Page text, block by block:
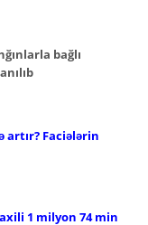
bağlı
artır? Faciələrin
1 milyon 74 min